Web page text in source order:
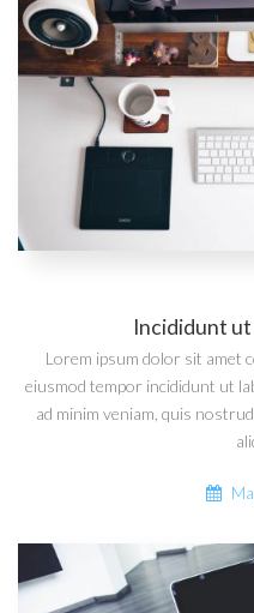
Incididunt
Lorem ipsum dolor sit amet
eiusmod tempor incididunt ut
ad minim veniam, quis